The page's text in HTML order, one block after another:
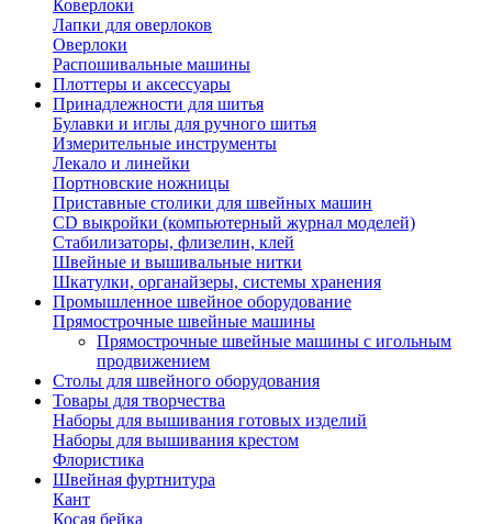
Коверлоки
Лапки для оверлоков
Оверлоки
Распошивальные машины
Плоттеры и аксессуары
Принадлежности для шитья
Булавки и иглы для ручного шитья
Измерительные инструменты
Лекало и линейки
Портновские ножницы
Приставные столики для швейных машин
СD выкройки (компьютерный журнал моделей)
Стабилизаторы, флизелин, клей
Швейные и вышивальные нитки
Шкатулки, органайзеры, системы хранения
Промышленное швейное оборудование
Прямострочные швейные машины
Прямострочные швейные машины с игольным
продвижением
Столы для швейного оборудования
Товары для творчества
Наборы для вышивания готовых изделий
Наборы для вышивания крестом
Флористика
Швейная фуртнитура
Кант
Косая бейка